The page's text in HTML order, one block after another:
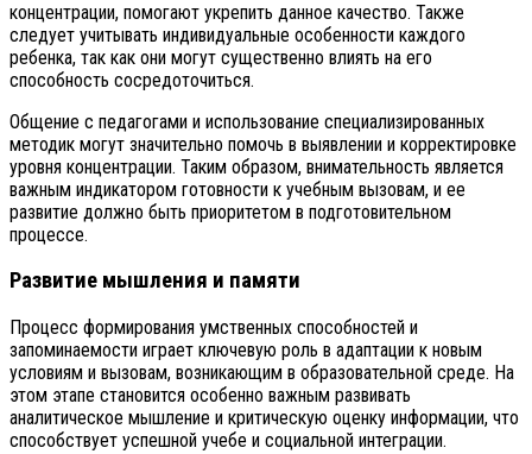
концентрации, помогают укрепить данное качество. Также
следует учитывать индивидуальные особенности каждого
ребенка, так как они могут существенно влиять на его
способность сосредоточиться.
Общение с педагогами и использование специализированных
методик могут значительно помочь в выявлении и корректировке
уровня концентрации. Таким образом, внимательность является
важным индикатором готовности к учебным вызовам, и ее
развитие должно быть приоритетом в подготовительном
процессе.
Развитие мышления и памяти
Процесс формирования умственных способностей и
запоминаемости играет ключевую роль в адаптации к новым
условиям и вызовам, возникающим в образовательной среде. На
этом этапе становится особенно важным развивать
аналитическое мышление и критическую оценку информации, что
способствует успешной учебе и социальной интеграции.